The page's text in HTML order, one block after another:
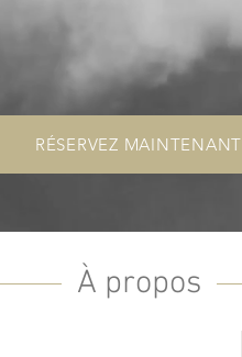
RÉSERVEZ MAINTENANT
À propos